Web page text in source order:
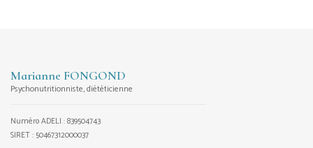
Marianne FONGOND
Psychonutritionniste, diététicienne
Numéro ADELI : 839504743
SIRET : 50467312000037